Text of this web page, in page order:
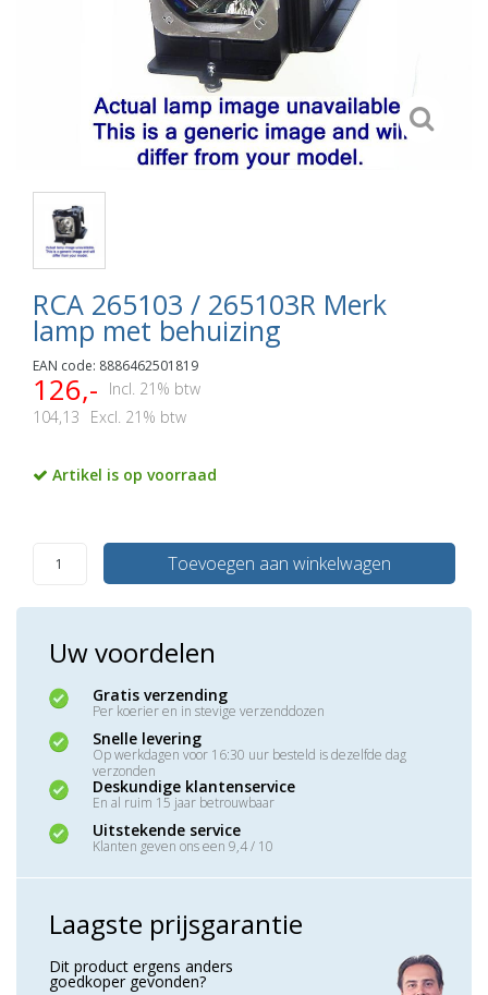
RCA 265103 / 265103R Merk
lamp met behuizing
EAN code: 8886462501819
126,-
Incl. 21% btw
104,13
Excl. 21% btw
Artikel is op voorraad
Toevoegen aan winkelwagen
Uw voordelen
Gratis verzending
Per koerier en in stevige verzenddozen
Snelle levering
Op werkdagen voor 16:30 uur besteld is dezelfde dag
verzonden
Deskundige klantenservice
En al ruim 15 jaar betrouwbaar
Uitstekende service
Klanten geven ons een 9,4 / 10
Laagste prijsgarantie
Dit product ergens anders
goedkoper gevonden?